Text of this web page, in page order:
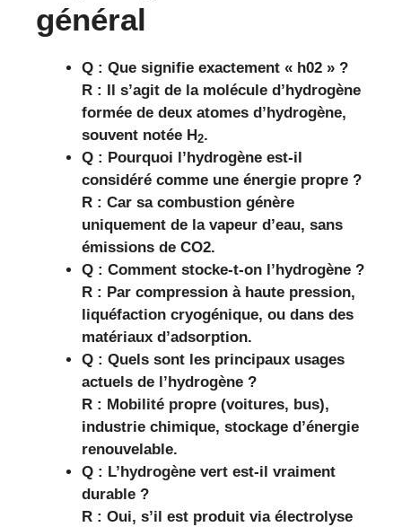
général
Q : Que signifie exactement « h02 » ?
R : Il s’agit de la molécule d’hydrogène
formée de deux atomes d’hydrogène,
souvent notée H2.
Q : Pourquoi l’hydrogène est-il
considéré comme une énergie propre ?
R : Car sa combustion génère
uniquement de la vapeur d’eau, sans
émissions de CO2.
Q : Comment stocke-t-on l’hydrogène ?
R : Par compression à haute pression,
liquéfaction cryogénique, ou dans des
matériaux d’adsorption.
Q : Quels sont les principaux usages
actuels de l’hydrogène ?
R : Mobilité propre (voitures, bus),
industrie chimique, stockage d’énergie
renouvelable.
Q : L’hydrogène vert est-il vraiment
durable ?
R : Oui, s’il est produit via électrolyse